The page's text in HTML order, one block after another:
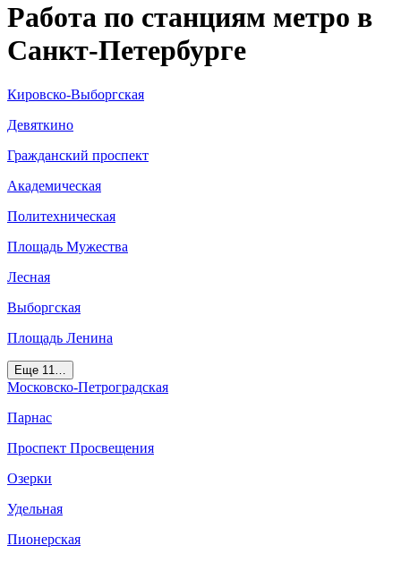
Работа по станциям метро в
Санкт-Петербурге
Кировско-Выборгская
Девяткино
Гражданский проспект
Академическая
Политехническая
Площадь Мужества
Лесная
Выборгская
Площадь Ленина
Еще 11…
Московско-Петроградская
Парнас
Проспект Просвещения
Озерки
Удельная
Пионерская